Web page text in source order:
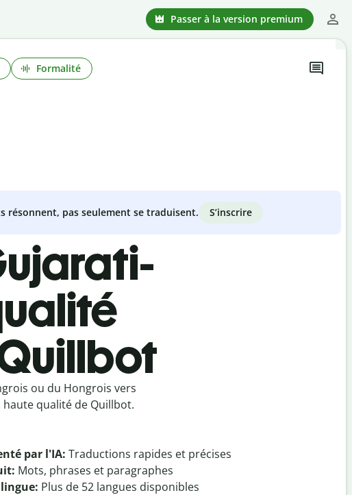
Passer à la version premium
Formalité
résonnent, pas seulement se traduisent. S’inscrire
ou du Hongrois vers
qualité de Quillbot.
par l'IA: Traductions rapides et précises
Mots, phrases et paragraphes
Plus de 52 langues disponibles